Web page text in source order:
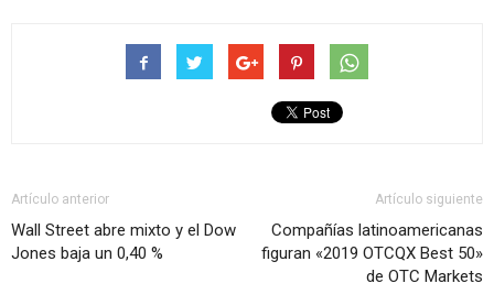
Artículo anterior
Wall Street abre mixto y el Dow
Jones baja un 0,40 %
Artículo siguiente
Compañías latinoamericanas
figuran «2019 OTCQX Best 50»
de OTC Markets